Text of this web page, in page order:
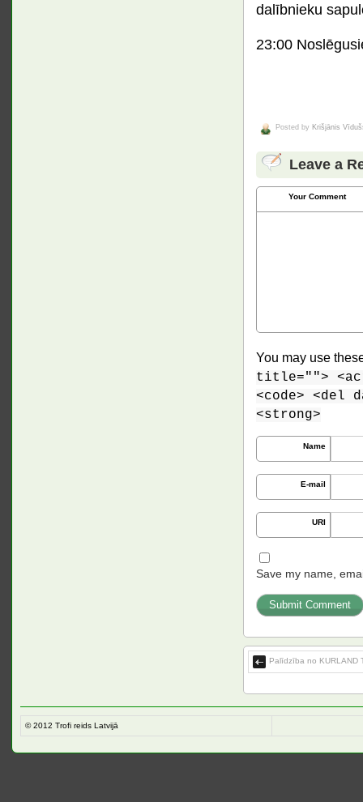
dalībnieku
23:00
Posted by Krišjānis
Leave a
Your Comment
You may use
title="">
<code> <del
<strong>
Name
E-mail
URI
Save my name,
Palīdzība no KURLAND
© 2012 Trofi reids Latvijā